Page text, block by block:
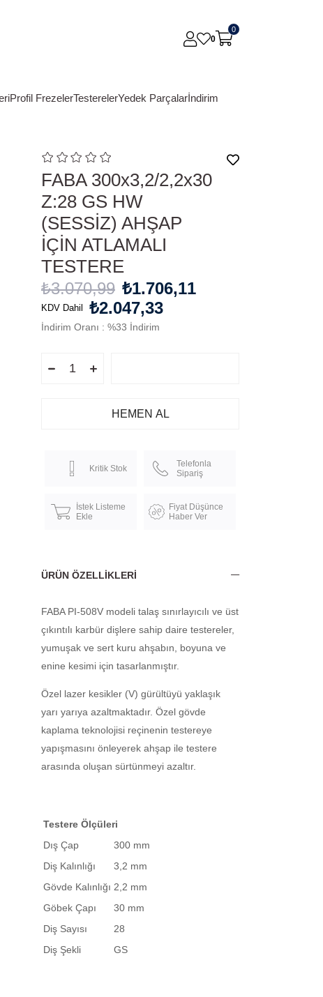
0
0
Profil FrezelerTesterelerYedek Parçalarİndirim
FABA 300x3,2/2,2x30
Z:28 GS HW
(SESSİZ) AHŞAP
İÇİN ATLAMALI
TESTERE
₺3.070,99 ₺1.706,11
KDV Dahil ₺2.047,33
İndirim Oranı : %33 İndirim
Kritik Stok
Telefonla
Sipariş
İstek Listeme
Ekle
Fiyat Düşünce
Haber Ver
ÜRÜN ÖZELLIKLERI
FABA PI-508V modeli talaş sınırlayıcılı ve üst
çıkıntılı karbür dişlere sahip daire testereler,
yumuşak ve sert kuru ahşabın, boyuna ve
enine kesimi için tasarlanmıştır.
Özel lazer kesikler (V) gürültüyü yaklaşık
yarı yarıya azaltmaktadır. Özel gövde
kaplama teknolojisi reçinenin testereye
yapışmasını önleyerek ahşap ile testere
arasında oluşan sürtünmeyi azaltır.
Testere Ölçüleri
Dış Çap
300 mm
Diş Kalınlığı
3,2 mm
Gövde Kalınlığı 2,2 mm
Göbek Çapı
30 mm
Diş Sayısı
28
Diş Şekli
GS